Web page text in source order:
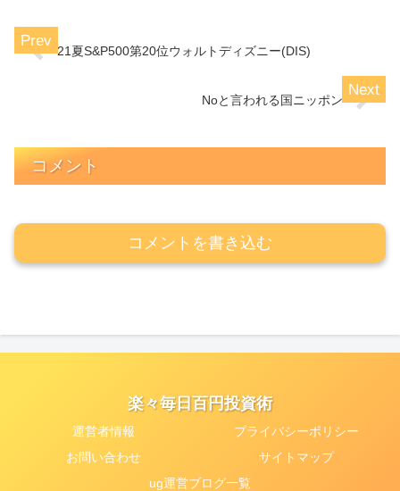
21夏S&P500第20位ウォルトディズニー(DIS)
Noと言われる国ニッポン
コメント
コメントを書き込む
楽々毎日百円投資術
運営者情報
プライバシーポリシー
お問い合わせ
サイトマップ
ug運営ブログ一覧